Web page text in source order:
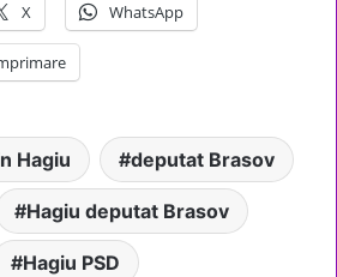
X WhatsApp
Hagiu deputat Brasov
Hagiu deputat Brasov
Hagiu PSD